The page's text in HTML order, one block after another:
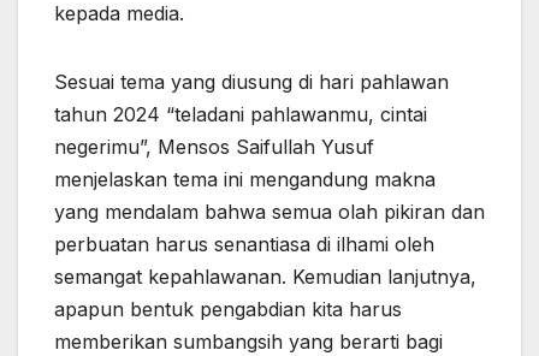
kepada media.
Sesuai tema yang diusung di hari pahlawan
tahun 2024 “teladani pahlawanmu, cintai
negerimu”, Mensos Saifullah Yusuf
menjelaskan tema ini mengandung makna
yang mendalam bahwa semua olah pikiran dan
perbuatan harus senantiasa di ilhami oleh
semangat kepahlawanan. Kemudian lanjutnya,
apapun bentuk pengabdian kita harus
memberikan sumbangsih yang berarti bagi